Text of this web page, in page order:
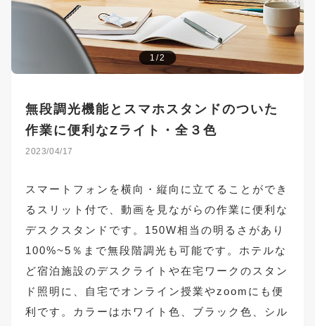
1/2
無段調光機能とスマホスタンドのついた
作業に便利なZライト・全３色
2023/04/17
スマートフォンを横向・縦向に立てることができ
るスリット付で、動画を見ながらの作業に便利な
デスクスタンドです。150W相当の明るさがあり
100%~5％まで無段階調光も可能です。ホテルな
ど宿泊施設のデスクライトや在宅ワークのスタン
ド照明に、自宅でオンライン授業やzoomにも便
利です。カラーはホワイト色、ブラック色、シル